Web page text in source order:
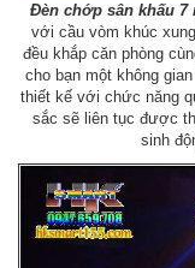
Đèn chớp sân khấu 7
với cầu vòm khúc
đều khắp căn phòng
cho bạn một không
thiết kế với chức năng
sắc sẽ liên tục được
sinh